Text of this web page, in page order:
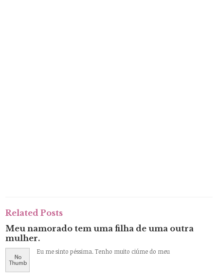
Related Posts
Meu namorado tem uma filha de uma outra
mulher.
Eu me sinto péssima. Tenho muito ciúme do meu